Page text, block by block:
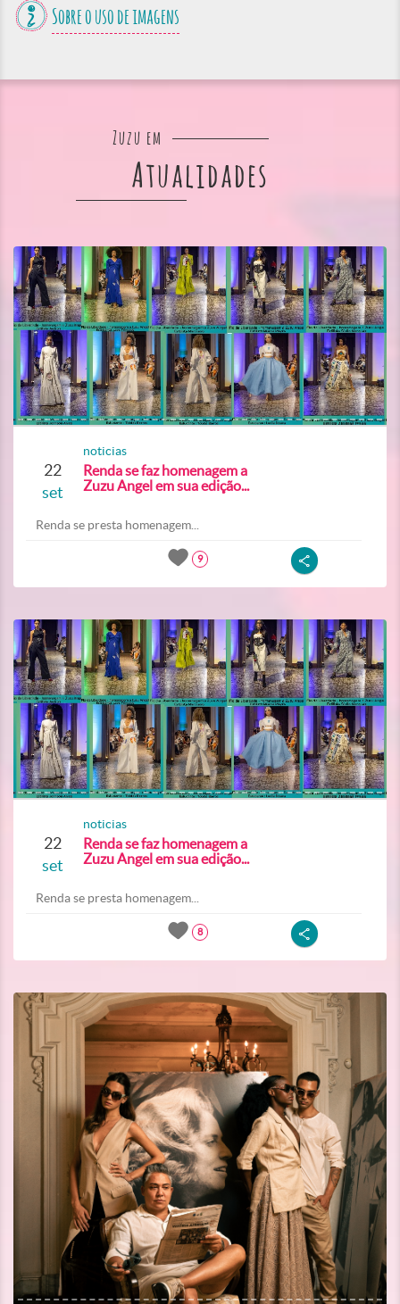
Sobre o uso de imagens
Zuzu em
Atualidades
22
set
noticias
Renda se faz homenagem a
Zuzu Angel em sua edição...
Renda se presta homenagem...
9
22
set
noticias
Renda se faz homenagem a
Zuzu Angel em sua edição...
Renda se presta homenagem...
8